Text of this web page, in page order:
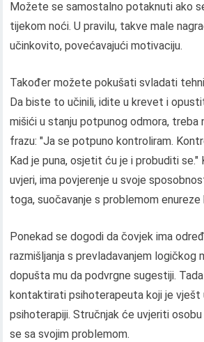
Možete se samostalno potaknuti ako
tijekom noći. U pravilu, takve male
učinkovito, povećavajući motivaciju.
Također možete pokušati svladati
Da biste to učinili, idite u krevet i
mišići u stanju potpunog odmora, treba
frazu: "Ja se potpuno kontroliram.
Kad je puna, osjetit ću je i probuditi se."
uvjeri, ima povjerenje u svoje
toga, suočavanje s problemom
Ponekad se dogodi da čovjek ima
razmišljanja s prevladavanjem logičkog
dopušta mu da podvrgne sugestiji.
kontaktirati psihoterapeuta koji je vješt
psihoterapiji. Stručnjak će uvjeriti
se sa svojim problemom.